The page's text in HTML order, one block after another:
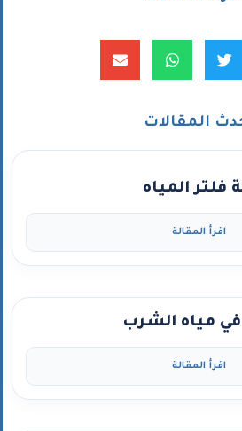
المقالات
المياه
اقرأ المقالة
في مياه الشرب
اقرأ المقالة